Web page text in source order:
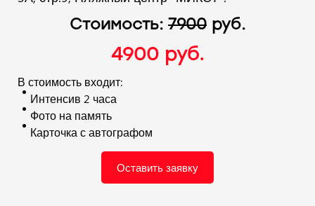
Стоимость: 7900 руб.
4900 руб.
В стоимость входит:
Интенсив 2 часа
Фото на память
Карточка с автографом
Оставить заявку